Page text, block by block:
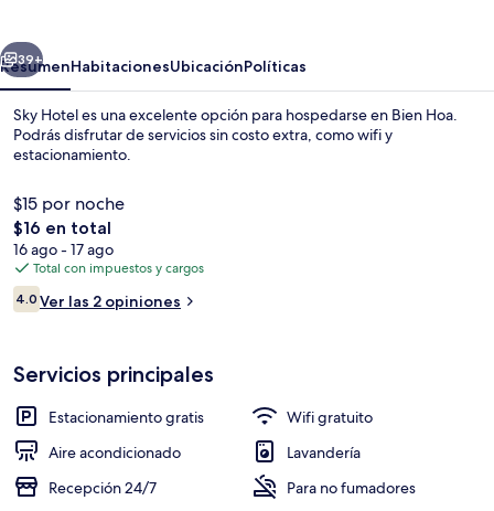
Siguiente
39+
ResumenHabitacionesUbicaciónPolíticas
Sky Hotel es una excelente opción para hospedarse en Bien Hoa.
Podrás disfrutar de servicios sin costo extra, como wifi y
estacionamiento.
$15 por noche
El
precio
total
es
de
$16 en total
16 ago - 17 ago
Total con impuestos y cargos
Opiniones
4.04.0 de 10,
Ver las 2 opiniones
Servicios principales
Estacionamiento gratis
Wifi gratuito
Aire acondicionado
Lavandería
Recepción 24/7
Para no fumadores